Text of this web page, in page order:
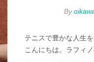
By
テニスで豊かな人生を
こんにちは。ラフィノ